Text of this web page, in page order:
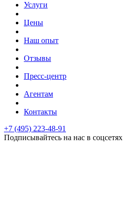
Услуги
Цены
Наш опыт
Отзывы
Пресс-центр
Агентам
Контакты
+7 (495) 223-48-91
Подписывайтесь на нас в соцсетях